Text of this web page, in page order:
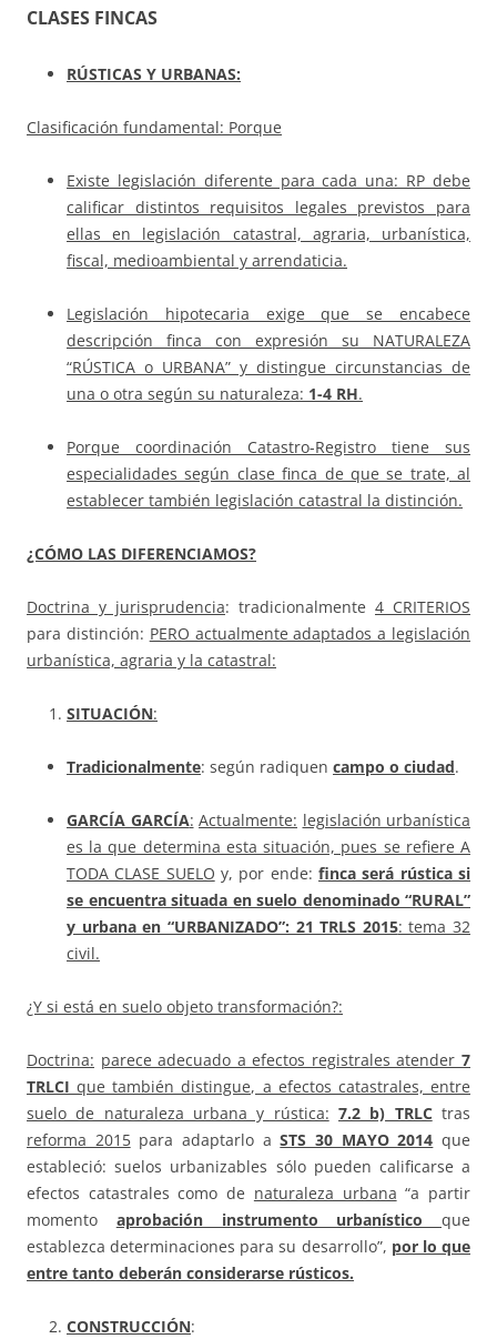
CLASES FINCAS
RÚSTICAS Y URBANAS:
Clasificación fundamental: Porque
Existe legislación diferente para cada una: RP debe
calificar distintos requisitos legales previstos para
ellas en legislación catastral, agraria, urbanística,
fiscal, medioambiental y arrendaticia.
Legislación hipotecaria exige que se encabece
descripción finca con expresión su NATURALEZA
“RÚSTICA o URBANA” y distingue circunstancias de
una o otra según su naturaleza: 1-4 RH.
Porque coordinación Catastro-Registro tiene sus
especialidades según clase finca de que se trate, al
establecer también legislación catastral la distinción.
¿CÓMO LAS DIFERENCIAMOS?
Doctrina y jurisprudencia: tradicionalmente 4 CRITERIOS
para distinción: PERO actualmente adaptados a legislación
urbanística, agraria y la catastral:
SITUACIÓN:
Tradicionalmente: según radiquen campo o ciudad.
GARCÍA GARCÍA: Actualmente: legislación urbanística
es la que determina esta situación, pues se refiere A
TODA CLASE SUELO y, por ende:finca será rústica si
se encuentra situada en suelo denominado “RURAL”
y urbana en “URBANIZADO”: 21 TRLS 2015: tema 32
civil.
¿Y si está en suelo objeto transformación?:
Doctrina: parece adecuado a efectos registrales atender7
TRLCI que también distingue, a efectos catastrales, entre
suelo de naturaleza urbana y rústica: 7.2 b) TRLCtras
reforma 2015para adaptarlo aSTS30 MAYO 2014 que
estableció: suelos urbanizables sólo pueden calificarse a
efectos catastrales como de naturaleza urbana “a partir
momento aprobación instrumento urbanístico que
establezca determinaciones para su desarrollo”, por lo que
entre tanto deberán considerarse rústicos.
CONSTRUCCIÓN: